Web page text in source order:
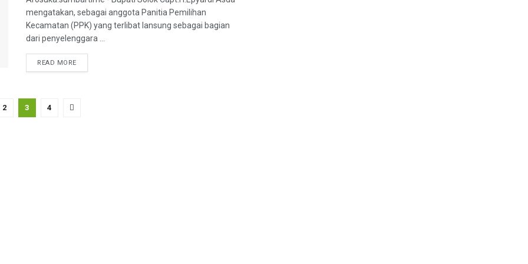
mengatakan, sebagai anggota Panitia Pemilihan
Kecamatan (PPK) yang terlibat lansung sebagai bagian
dari penyelenggara ...
READ MORE
2 3 4